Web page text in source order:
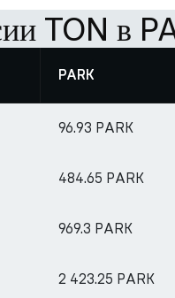
TON в
PARK
96.93 PARK
484.65 PARK
969.3 PARK
2 423.25 PARK